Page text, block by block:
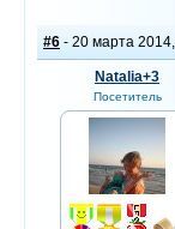
#6 - 20 марта 2014,
Natalia+3
Посетитель